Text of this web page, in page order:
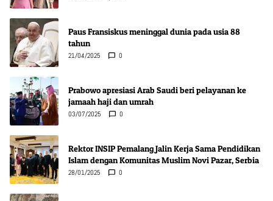
Paus Fransiskus meninggal dunia pada usia 88
tahun
21/04/2025 0
Prabowo apresiasi Arab Saudi beri pelayanan ke
jamaah haji dan umrah
03/07/2025 0
Rektor INSIP Pemalang Jalin Kerja Sama Pendidikan
Islam dengan Komunitas Muslim Novi Pazar, Serbia
28/01/2025 0